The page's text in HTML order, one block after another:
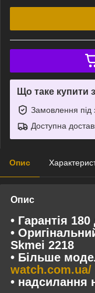
Що таке купити
Замовлення під
Доступна
Опис
Опис
• Гарантія 180
•
Skmei 2218
• Більше
watch.com.ua/
• надсилання